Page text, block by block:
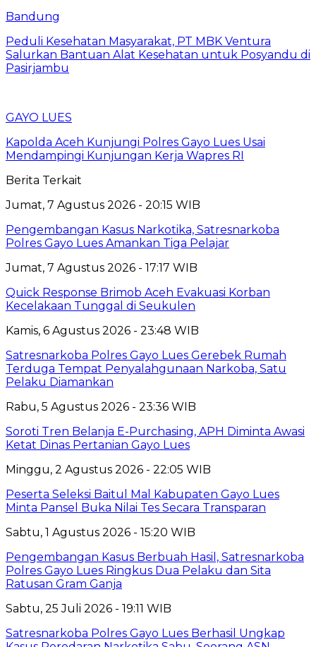
Bandung
Peduli Kesehatan Masyarakat, PT MBK Ventura
Salurkan Bantuan Alat Kesehatan untuk Posyandu di
Pasirjambu
GAYO LUES
Kapolda Aceh Kunjungi Polres Gayo Lues Usai
Mendampingi Kunjungan Kerja Wapres RI
Berita Terkait
Jumat, 7 Agustus 2026 - 20:15 WIB
Pengembangan Kasus Narkotika, Satresnarkoba
Polres Gayo Lues Amankan Tiga Pelajar
Jumat, 7 Agustus 2026 - 17:17 WIB
Quick Response Brimob Aceh Evakuasi Korban
Kecelakaan Tunggal di Seukulen
Kamis, 6 Agustus 2026 - 23:48 WIB
Satresnarkoba Polres Gayo Lues Gerebek Rumah
Terduga Tempat Penyalahgunaan Narkoba, Satu
Pelaku Diamankan
Rabu, 5 Agustus 2026 - 23:36 WIB
Soroti Tren Belanja E-Purchasing, APH Diminta Awasi
Ketat Dinas Pertanian Gayo Lues
Minggu, 2 Agustus 2026 - 22:05 WIB
Peserta Seleksi Baitul Mal Kabupaten Gayo Lues
Minta Pansel Buka Nilai Tes Secara Transparan
Sabtu, 1 Agustus 2026 - 15:20 WIB
Pengembangan Kasus Berbuah Hasil, Satresnarkoba
Polres Gayo Lues Ringkus Dua Pelaku dan Sita
Ratusan Gram Ganja
Sabtu, 25 Juli 2026 - 19:11 WIB
Satresnarkoba Polres Gayo Lues Berhasil Ungkap